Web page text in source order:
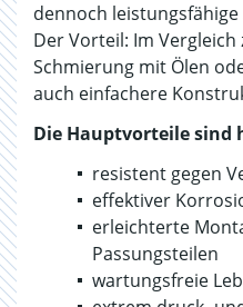
dennoch
Der Vorteil: Im
Schmierung mit Ölen
auch einfachere
Die Hauptvorteile sind
resistent gegen
effektiver
erleichterte
Passungsteilen
wartungsfreie